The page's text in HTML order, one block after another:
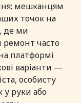
мешканцям
точок на
де ми
ремонт часто
платформі
варіанти —
особисту
у руки або